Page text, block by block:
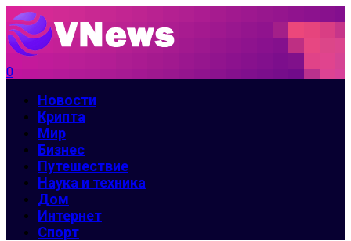
0
Новости
Крипта
Мир
Бизнес
Путешествие
Наука и техника
Дом
Интернет
Спорт